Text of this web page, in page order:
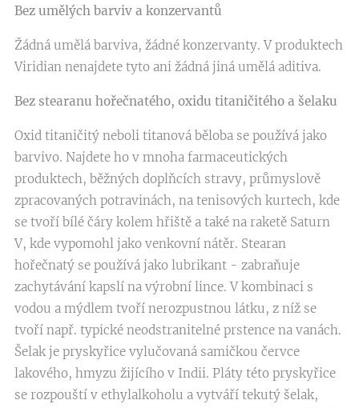
Bez umělých barviv a konzervantů
Žádná umělá barviva, žádné konzervanty. V produktech
Viridian nenajdete tyto ani žádná jiná umělá aditiva.
Bez stearanu hořečnatého, oxidu titaničitého a šelaku
Oxid titaničitý neboli titanová běloba se používá jako
barvivo. Najdete ho v mnoha farmaceutických
produktech, běžných doplňcích stravy, průmyslově
zpracovaných potravinách, na tenisových kurtech, kde
se tvoří bílé čáry kolem hřiště a také na raketě Saturn
V, kde vypomohl jako venkovní nátěr. Stearan
hořečnatý se používá jako lubrikant - zabraňuje
zachytávání kapslí na výrobní lince. V kombinaci s
vodou a mýdlem tvoří nerozpustnou látku, z níž se
tvoří např. typické neodstranitelné prstence na vanách.
Šelak je pryskyřice vylučovaná samičkou červce
lakového, hmyzu žijícího v Indii. Pláty této pryskyřice
se rozpouští v ethylalkoholu a vytváří tekutý šelak,